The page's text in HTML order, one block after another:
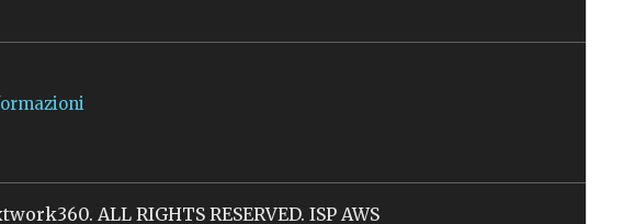
ALL RIGHTS RESERVED. ISP AWS